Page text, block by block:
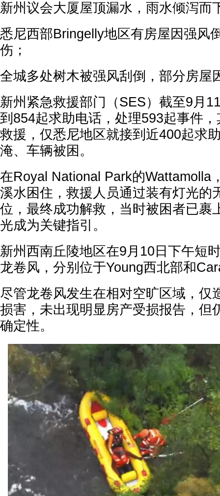
新州议会大厦屋顶漏水，雨水倾泻而
悉尼西部Bringelly地区有房屋因强风
伤；
全城多处树木被强风刮倒，部分房屋
新州紧急救援部门（SES）截至9月
到854起求助电话，处理593起事件
救援，仅悉尼地区就接到近400起求
淹、车辆被困。
在Royal National Park的Wattamolla
溪水困住，救援人员通过装有灯光的
位，最终成功解救，当时被困者已裹
光成为关键指引。
新州西南丘陵地区在9月10日下午短
龙卷风，分别位于Young西北部和
尽管龙卷风发生在相对空旷区域，仅
损害，未出现明显房产受损报告，但
确定性。